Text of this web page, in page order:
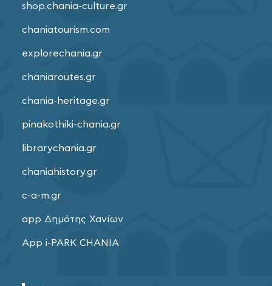
shop.chania-culture.gr
chaniatourism.com
explorechania.gr
chaniaroutes.gr
chania-heritage.gr
pinakothiki-chania.gr
librarychania.gr
chaniahistory.gr
c-a-m.gr
app Δημότης Χανίων
App i-PARK CHANIA